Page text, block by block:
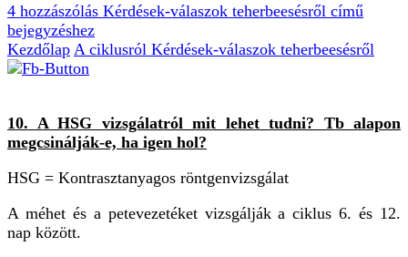
4 hozzászólás Kérdések-válaszok teherbeesésről című
bejegyzéshez
Kezdőlap A ciklusról Kérdések-válaszok teherbeesésről
10. A HSG vizsgálatról mit lehet tudni? Tb alapon
megcsinálják-e, ha igen hol?
HSG = Kontrasztanyagos röntgenvizsgálat
A méhet és a petevezetéket vizsgálják a ciklus 6. és 12.
nap között.